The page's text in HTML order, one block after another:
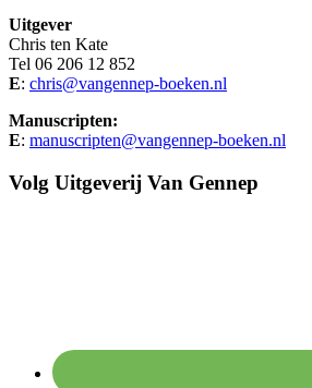
Uitgever
Chris ten Kate
Tel 06 206 12 852
E: chris@vangennep-boeken.nl
Manuscripten:
E: manuscripten@vangennep-boeken.nl
Volg Uitgeverij Van Gennep